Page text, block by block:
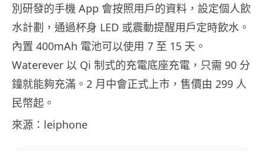
別研發的手機 App 會按照用戶的資料，設定個人飲
水計劃，通過杯身 LED 或震動提醒用戶定時飲水。
內置 400mAh 電池可以使用 7 至 15 天。
Waterever 以 Qi 制式的充電底座充電，只需 90 分
鐘就能夠充滿。2 月中會正式上市，售價由 299 人
民幣起。
來源：leiphone